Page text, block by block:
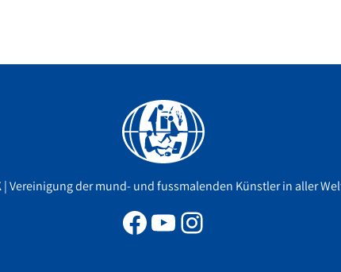
| Vereinigung der mund- und fussmalenden Künstler in aller
Facebook
YouTube
Instagram